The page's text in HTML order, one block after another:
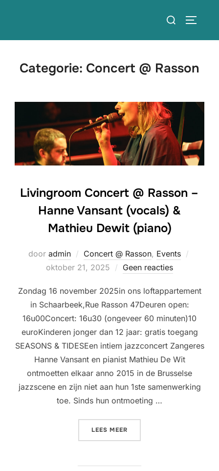
Zoek
Categorie: Concert @ Rasson
Livingroom Concert @ Rasson –
Hanne Vansant (vocals) &
Mathieu Dewit (piano)
door admin Concert @ Rasson, Events
oktober 21, 2025 Geen reacties
Zondag 16 november 2025in ons loftappartement
in Schaarbeek,Rue Rasson 47Deuren open:
16u00Concert: 16u30 (ongeveer 60 minuten)10
euroKinderen jonger dan 12 jaar: gratis toegang
SEASONS & TIDESEen intiem jazzconcert Zangeres
Hanne Vansant en pianist Mathieu De Wit
ontmoetten elkaar anno 2015 in de Brusselse
jazzscene en zijn niet aan hun 1ste samenwerking
toe. Sinds hun ontmoeting …
LEES MEER